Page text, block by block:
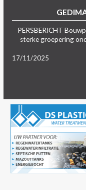
PERSBERICHT
sterke groepering
17/11/2025